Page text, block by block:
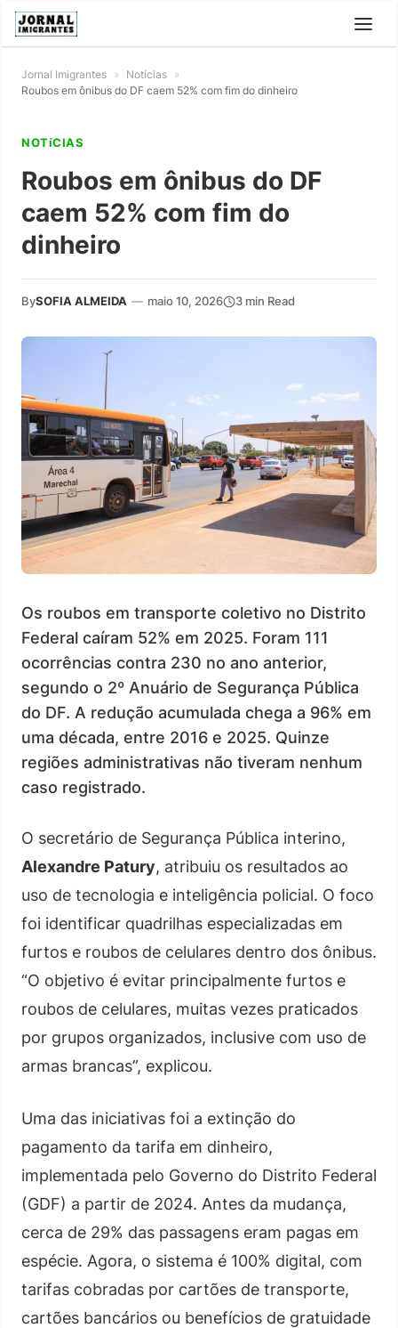
Jornal Imigrantes » Notícias »
Roubos em ônibus do DF caem 52% com fim do dinheiro
NOTíCIAS
Roubos em ônibus do DF
caem 52% com fim do
dinheiro
BySOFIA ALMEIDA — maio 10, 2026 3 min Read
Os roubos em transporte coletivo no Distrito
Federal caíram 52% em 2025. Foram 111
ocorrências contra 230 no ano anterior,
segundo o 2º Anuário de Segurança Pública
do DF. A redução acumulada chega a 96% em
uma década, entre 2016 e 2025. Quinze
regiões administrativas não tiveram nenhum
caso registrado.
O secretário de Segurança Pública interino,
Alexandre Patury, atribuiu os resultados ao
uso de tecnologia e inteligência policial. O foco
foi identificar quadrilhas especializadas em
furtos e roubos de celulares dentro dos ônibus.
“O objetivo é evitar principalmente furtos e
roubos de celulares, muitas vezes praticados
por grupos organizados, inclusive com uso de
armas brancas”, explicou.
Uma das iniciativas foi a extinção do
pagamento da tarifa em dinheiro,
implementada pelo Governo do Distrito Federal
(GDF) a partir de 2024. Antes da mudança,
cerca de 29% das passagens eram pagas em
espécie. Agora, o sistema é 100% digital, com
tarifas cobradas por cartões de transporte,
cartões bancários ou benefícios de gratuidade